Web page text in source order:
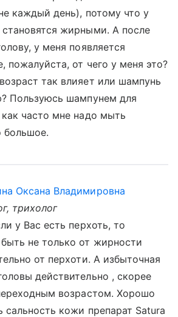
каждый день), потому что у
жирными. А после
у меня появляется
пожалуйста, от чего у меня это?
так влияет или шампунь
Пользуюсь шампунем для
часто мне надо мыть
большое.
Оксана Владимировна
трихолог
у Вас есть перхоть, то
не только от жирности
от перхоти. А избыточная
действительно , скорее
возрастом. Хорошо
сальность кожи препарат Satura